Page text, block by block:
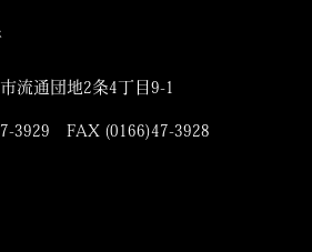
流通団地2条4丁目9-1
3929 FAX (0166)47-3928